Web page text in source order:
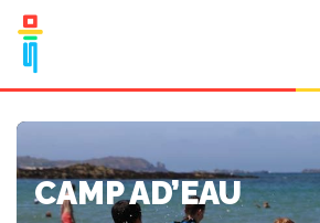
CAMP AD’EAU